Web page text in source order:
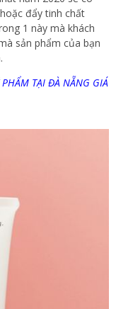
đẩy tinh chất
1 này mà khách
sản phẩm của bạn
TẠI ĐÀ NẴNG GIÁ